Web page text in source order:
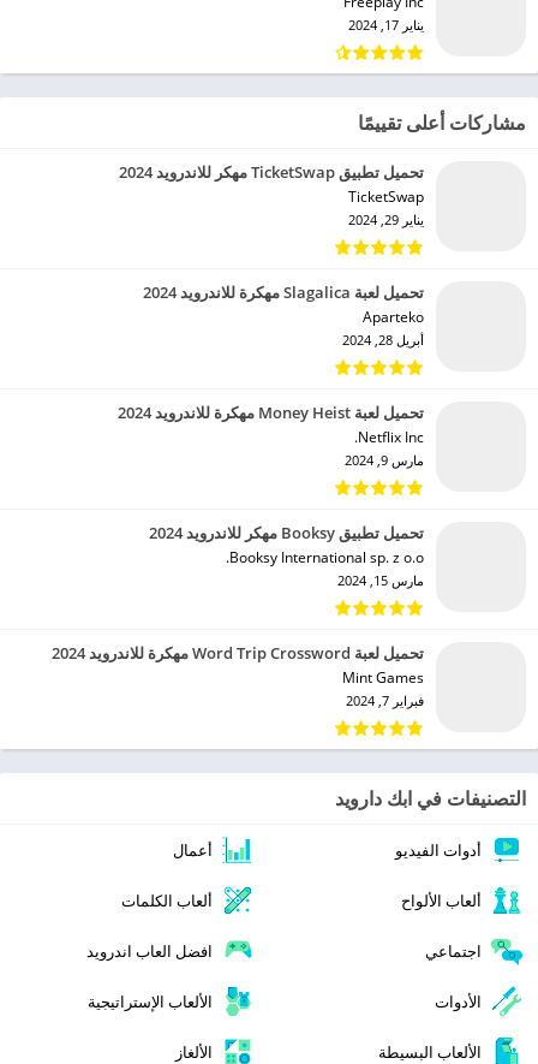
يناير 17, 2024
مشاركات أعلى تقييمًا
تحميل تطبيق TicketSwap مهكر للاندرويد 2024
TicketSwap‏
يناير 29, 2024
تحميل لعبة Slagalica مهكرة للاندرويد 2024
Aparteko‏
أبريل 28, 2024
تحميل لعبة Money Heist مهكرة للاندرويد 2024
Netflix Inc.‏
مارس 9, 2024
تحميل تطبيق Booksy مهكر للاندرويد 2024
Booksy International sp. z o.o.‏
مارس 15, 2024
تحميل لعبة Word Trip Crossword مهكرة للاندرويد 2024
Mint Games‏
فبراير 7, 2024
التصنيفات في ابك دارويد
أدوات الفيديو أعمال
ألعاب الألواح ألعاب الكلمات
اجتماعي افضل العاب اندرويد
الأدوات الألعاب الإستراتيجية
الألعاب البسيطة الألغاز